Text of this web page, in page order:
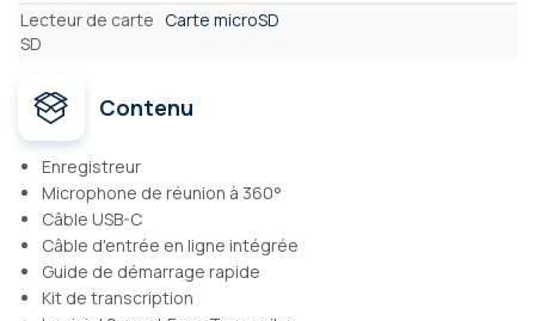
Lecteur de carte
SD
Carte microSD
Contenu
Enregistreur
Microphone de réunion à 360°
Câble USB-C
Câble d'entrée en ligne intégrée
Guide de démarrage rapide
Kit de transcription